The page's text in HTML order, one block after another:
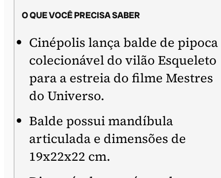
O QUE VOCÊ PRECISA SABER
Cinépolis lança balde de pipoca
colecionável do vilão Esqueleto
para a estreia do filme Mestres
do Universo.
Balde possui mandíbula
articulada e dimensões de
19x22x22 cm.